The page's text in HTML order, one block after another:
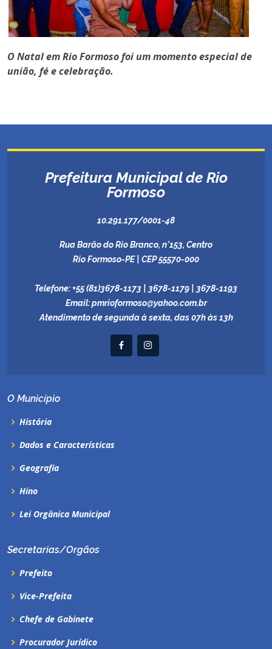
O Natal em Rio Formoso foi um momento especial de
união, fé e celebração.
Prefeitura Municipal de Rio
Formoso
10.291.177/0001-48
Rua Barão do Rio Branco, n°153, Centro
Rio Formoso-PE | CEP 55570-000
Telefone:+55 (81)3678-1173 | 3678-1179 | 3678-1193
Email:pmrioformoso@yahoo.com.br
Atendimento de segunda à sexta, das 07h às 13h
O Município
História
Dados e Características
Geografia
Hino
Lei Orgânica Municipal
Secretarias/Orgãos
Prefeito
Vice-Prefeita
Chefe de Gabinete
Procurador Jurídico